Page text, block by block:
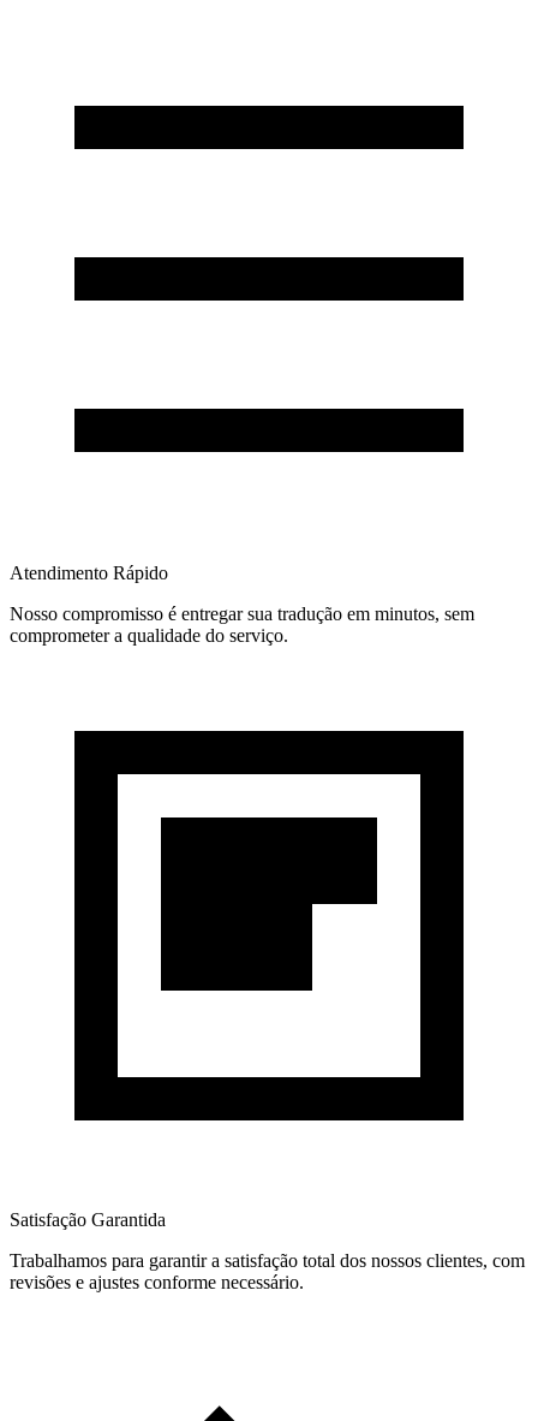
Atendimento Rápido
Nosso compromisso é entregar sua tradução em minutos, sem
comprometer a qualidade do serviço.
Satisfação Garantida
Trabalhamos para garantir a satisfação total dos nossos clientes, com
revisões e ajustes conforme necessário.